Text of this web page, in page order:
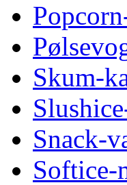
Skum-
Snack-
Softice-